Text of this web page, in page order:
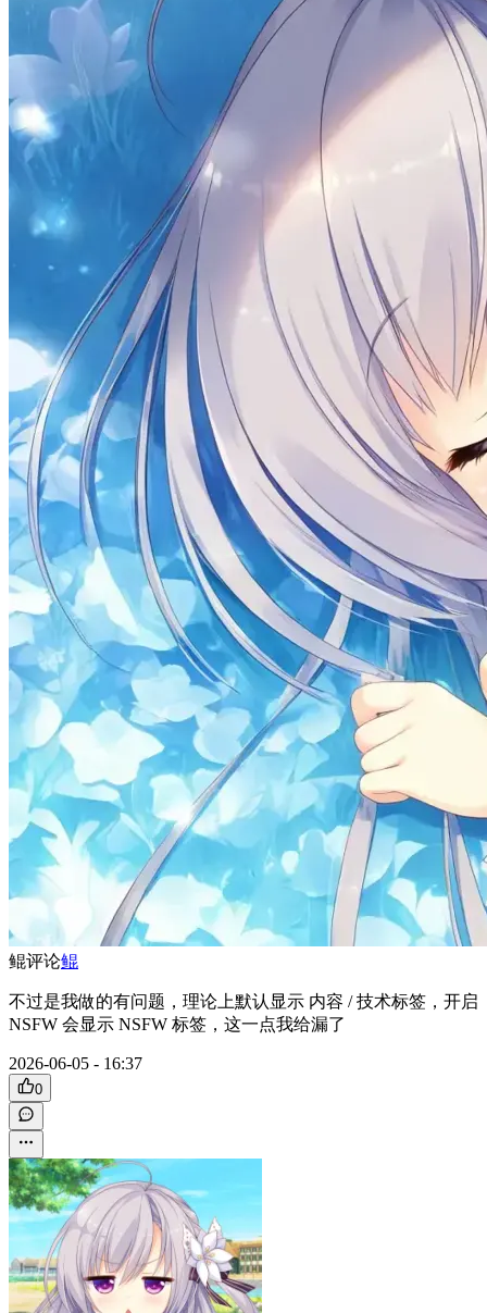
鲲评论鲲
不过是我做的有问题，理论上默认显示 内容 / 技术标签，开启
NSFW 会显示 NSFW 标签，这一点我给漏了
2026-06-05 - 16:37
0